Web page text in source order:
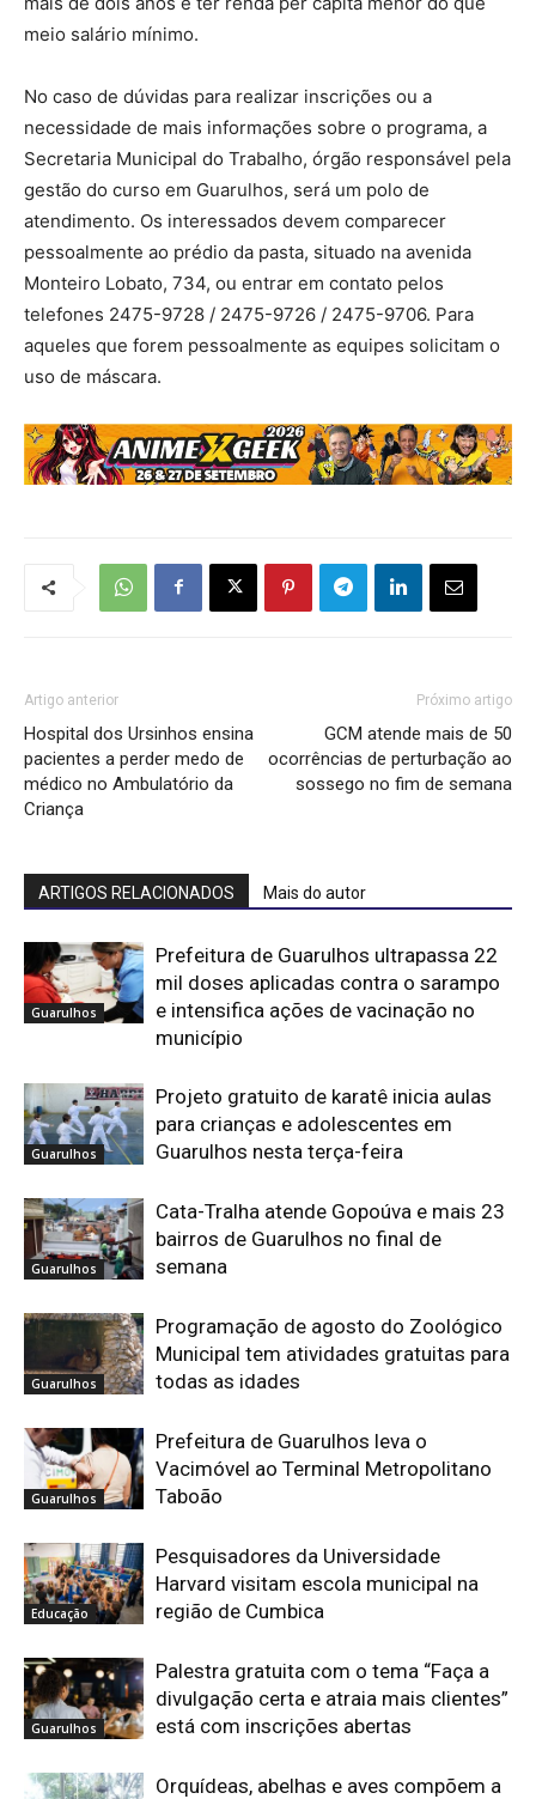
meio salário mínimo.
No caso de dúvidas para realizar inscrições ou a
necessidade de mais informações sobre o programa, a
Secretaria Municipal do Trabalho, órgão responsável pela
gestão do curso em Guarulhos, será um polo de
atendimento. Os interessados devem comparecer
pessoalmente ao prédio da pasta, situado na avenida
Monteiro Lobato, 734, ou entrar em contato pelos
telefones 2475-9728 / 2475-9726 / 2475-9706. Para
aqueles que forem pessoalmente as equipes solicitam o
uso de máscara.
Artigo anterior
Hospital dos Ursinhos ensina
pacientes a perder medo de
médico no Ambulatório da
Criança
Próximo artigo
GCM atende mais de 50
ocorrências de perturbação ao
sossego no fim de semana
ARTIGOS RELACIONADOS Mais do autor
Guarulhos
Prefeitura de Guarulhos ultrapassa 22
mil doses aplicadas contra o sarampo
e intensifica ações de vacinação no
município
Guarulhos
Projeto gratuito de karatê inicia aulas
para crianças e adolescentes em
Guarulhos nesta terça-feira
Guarulhos
Cata-Tralha atende Gopoúva e mais 23
bairros de Guarulhos no final de
semana
Guarulhos
Programação de agosto do Zoológico
Municipal tem atividades gratuitas para
todas as idades
Guarulhos
Prefeitura de Guarulhos leva o
Vacimóvel ao Terminal Metropolitano
Taboão
Educação
Pesquisadores da Universidade
Harvard visitam escola municipal na
região de Cumbica
Guarulhos
Palestra gratuita com o tema “Faça a
divulgação certa e atraia mais clientes”
está com inscrições abertas
Orquídeas, abelhas e aves compõem a